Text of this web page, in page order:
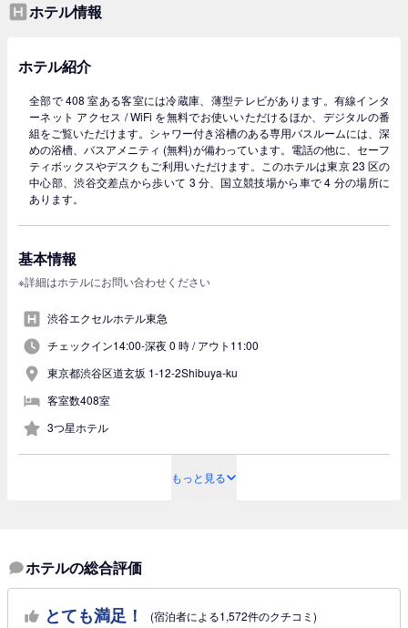
ホテル情報
ホテル紹介
全部で 408 室ある客室には冷蔵庫、薄型テレビがあります。有線インタ
ーネット アクセス / WiFi を無料でお使いいただけるほか、デジタルの番
組をご覧いただけます。シャワー付き浴槽のある専用バスルームには、深
めの浴槽、バスアメニティ (無料)が備わっています。電話の他に、セーフ
ティボックスやデスクもご利用いただけます。このホテルは東京 23 区の
中心部、渋谷交差点から歩いて 3 分、国立競技場から車で 4 分の場所に
あります。
基本情報
※詳細はホテルにお問い合わせください
渋谷エクセルホテル東急
チェックイン14:00-深夜 0 時 /アウト11:00
東京都渋谷区道玄坂 1-12-2Shibuya-ku
客室数408室
3つ星ホテル
もっと見る
ホテルの総合評価
とても満足！ (宿泊者による1,572件のクチコミ)